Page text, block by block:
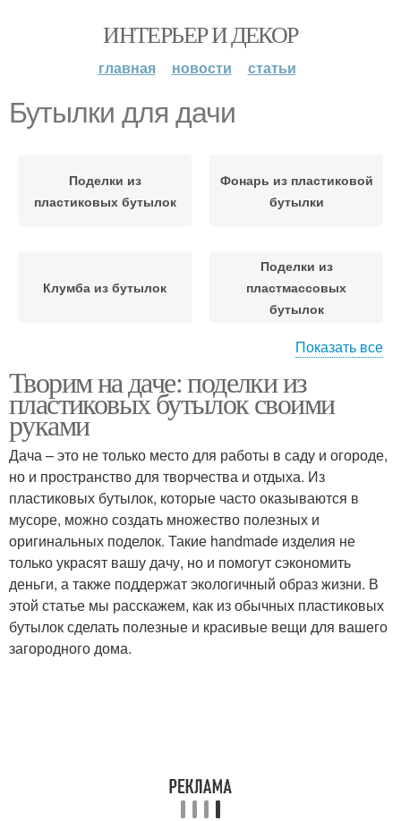
ИНТЕРЬЕР И ДЕКОР
главная новости статьи
Бутылки для дачи
Поделки из
пластиковых бутылок
Фонарь из пластиковой
бутылки
Клумба из бутылок
Поделки из
пластмассовых
бутылок
Бутылки для создания Поделки для дачи
Пластиковые бутылки Идеи для дачи
Руки для дачи Клумбы для дачи
пластиковых бутылок
Показать все
Творим на даче: поделки из
пластиковых бутылок своими
руками
Дача – это не только место для работы в саду и огороде,
но и пространство для творчества и отдыха. Из
пластиковых бутылок, которые часто оказываются в
мусоре, можно создать множество полезных и
оригинальных поделок. Такие handmade изделия не
только украсят вашу дачу, но и помогут сэкономить
деньги, а также поддержат экологичный образ жизни. В
этой статье мы расскажем, как из обычных пластиковых
бутылок сделать полезные и красивые вещи для вашего
загородного дома.